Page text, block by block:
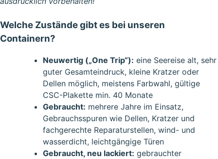
Welche Zustände gibt es bei unseren
Containern?
Neuwertig („One Trip“): eine Seereise alt, sehr
guter Gesamteindruck, kleine Kratzer oder
Dellen möglich, meistens Farbwahl, gültige
CSC-Plakette min. 40 Monate
Gebraucht: mehrere Jahre im Einsatz,
Gebrauchsspuren wie Dellen, Kratzer und
fachgerechte Reparaturstellen, wind- und
wasserdicht, leichtgängige Türen
Gebraucht, neu lackiert: gebrauchter